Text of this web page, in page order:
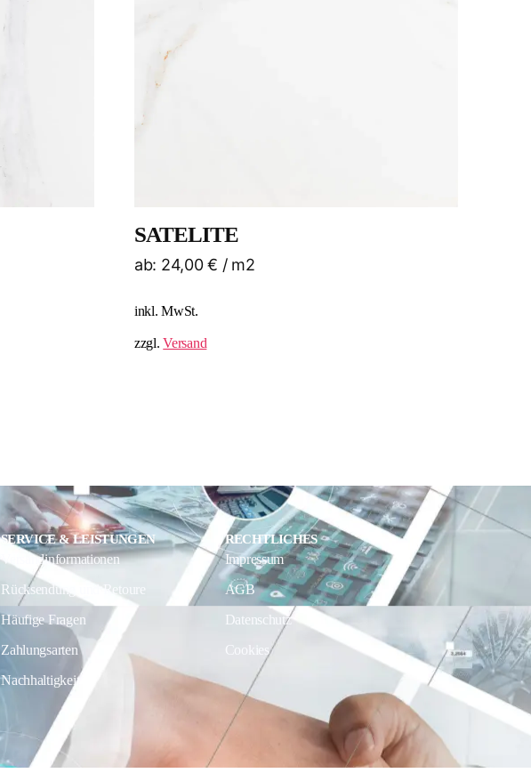
SATELITE
ab: 24,00€ / m2
inkl. MwSt.
zzgl.Versand
SERVICE & LEISTUNGEN
Versandinformationen
Rücksendung und Retoure
Häufige Fragen
Zahlungsarten
Nachhaltigkeit
RECHTLICHES
Impressum
AGB
Datenschutz
Cookies